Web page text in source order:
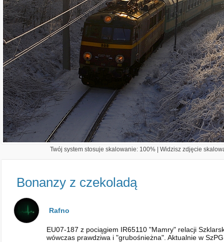
Twój system stosuje skalowanie: 100% | Widzisz zdjęcie
Bonanzy z czekoladą
Rafno
EU07-187 z pociągiem IR65110 "Mamry" relacji
wówczas prawdziwa i "grubośnieżna". Aktualnie w